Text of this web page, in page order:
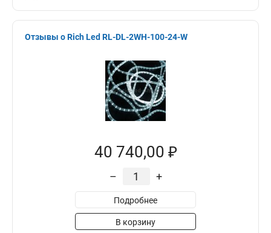
Отзывы о Rich Led RL-DL-2WH-100-24-W
40 740,00 ₽
– +
Подробнее
В корзину